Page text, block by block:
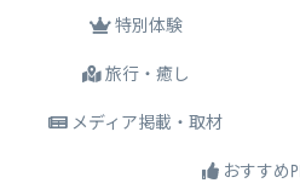
特別体験
旅行・癒し
メディア掲載・取材
おすすめ